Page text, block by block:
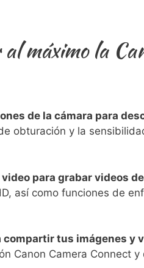
máximo‍ la
‌de la cámara para
obturación y la
para grabar videos
así como funciones de
tus imágenes ‌y
Canon Camera Connect